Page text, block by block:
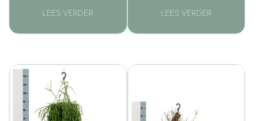
LEES VERDER LEES VERDER